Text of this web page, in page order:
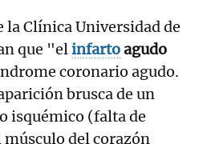
la Clínica Universidad de
que "elinfartoagudo
coronario agudo.
brusca de un
isquémico (falta de
del corazón